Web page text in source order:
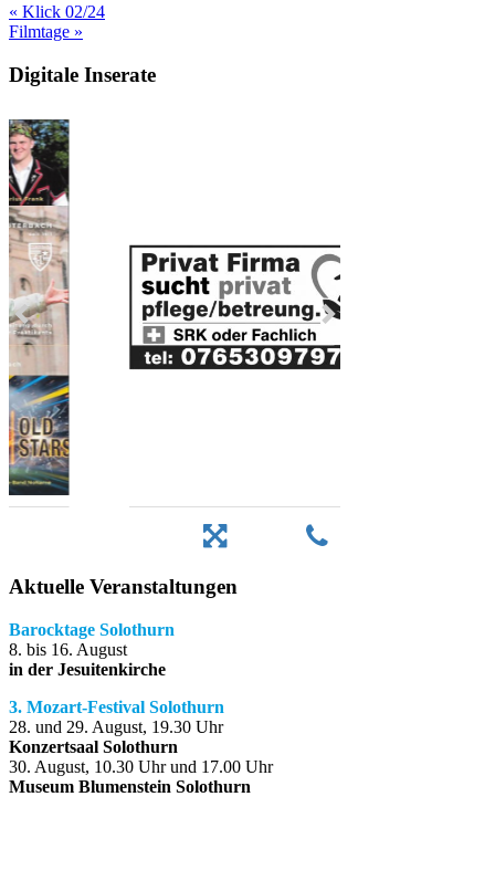
« Klick 02/24
Filmtage »
Digitale Inserate
Aktuelle Veranstaltungen
Barocktage Solothurn
8. bis 16. August
in der Jesuitenkirche
3. Mozart-Festival Solothurn
28. und 29. August, 19.30 Uhr
Konzertsaal Solothurn
30. August, 10.30 Uhr und 17.00 Uhr
Museum Blumenstein Solothurn